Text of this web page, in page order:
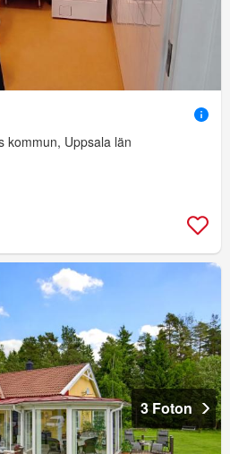
kommun, Uppsala län
3 Foton